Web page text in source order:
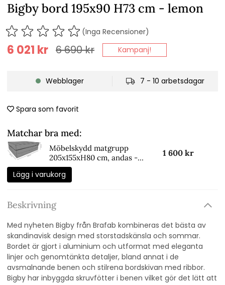
Bigby bord 195x90 H73 cm - lemon
(Inga Recensioner)
6 690kr
6 021 kr Kampanj!
Webblager 7 - 10 arbetsdagar
Spara som favorit
Matchar bra med:
Möbelskydd matgrupp
205x155xH80 cm, andas -
svart
1 600 kr
Lägg i varukorg
Beskrivning
Med nyheten Bigby från Brafab kombineras det bästa av
skandinavisk design med storstadskänsla och sommar.
Bordet är gjort i aluminium och utformat med eleganta
linjer och genomtänkta detaljer, bland annat i de
avsmalnande benen och stilrena bordskivan med ribbor.
Bigby har inbyggda skruvfötter i benen vilket gör det lätt att